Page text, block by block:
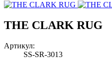
THE CLARK RUG
Артикул:
SS-SR-3013